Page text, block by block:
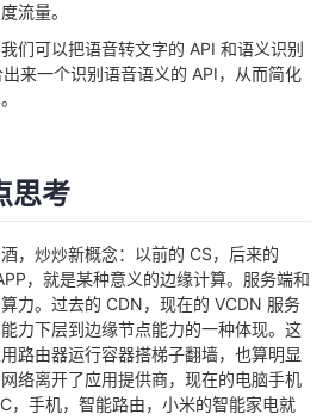
流量。
们可以把语音转文字的 API 和语义识别
来一个识别语音语义的 API，从而简化
思考
，炒炒新概念：以前的 CS，后来的
，就是某种意义的边缘计算。服务端和
力。过去的 CDN，现在的 VCDN 服务
力下层到边缘节点能力的一种体现。这
路由器运行容器搭梯子翻墙，也算明显
络离开了应用提供商，现在的电脑手机
，手机，智能路由，小米的智能家电就